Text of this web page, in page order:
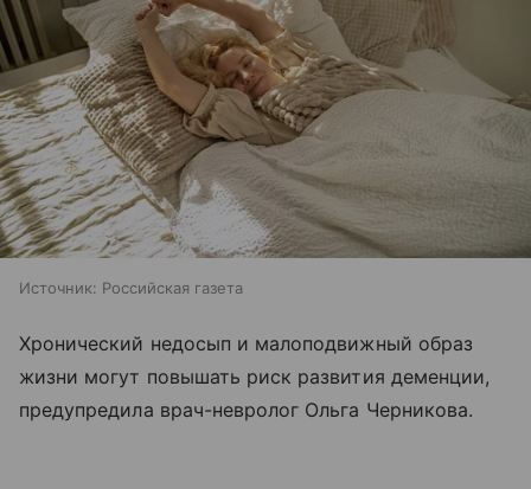
Источник: Российская газета
Хронический недосып и малоподвижный образ
жизни могут повышать риск развития деменции,
предупредила врач-невролог Ольга Черникова.